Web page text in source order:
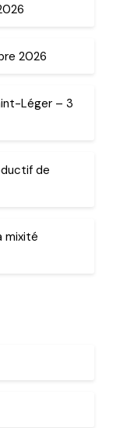
2026
Léger – 3
de
mixité